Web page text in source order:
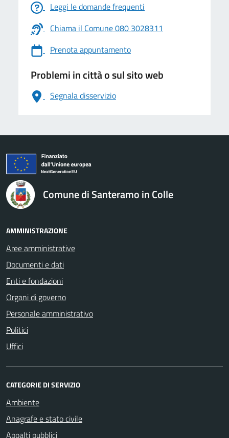
Leggi le domande frequenti
Chiama il Comune 080 3028311
Prenota appuntamento
Problemi in città o sul sito web
Segnala disservizio
logo Unione Europea
Comune di Santeramo in Colle
AMMINISTRAZIONE
Aree amministrative
Documenti e dati
Enti e fondazioni
Organi di governo
Personale amministrativo
Politici
Uffici
CATEGORIE DI SERVIZIO
Ambiente
Anagrafe e stato civile
Appalti pubblici